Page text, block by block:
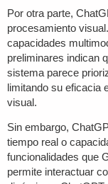
Por otra parte,
procesamiento
capacidades
preliminares indican
sistema parece
limitando su eficacia
visual.
Sin embargo,
tiempo real o
funcionalidades que
permite interactuar